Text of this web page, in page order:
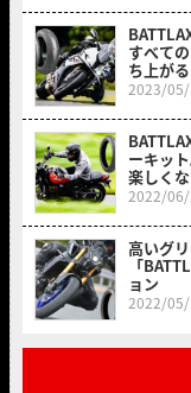
すべて
ち上がる
2023/05/
ーキッ
楽しくな
2022/
高いグ
「
ョン
2022/